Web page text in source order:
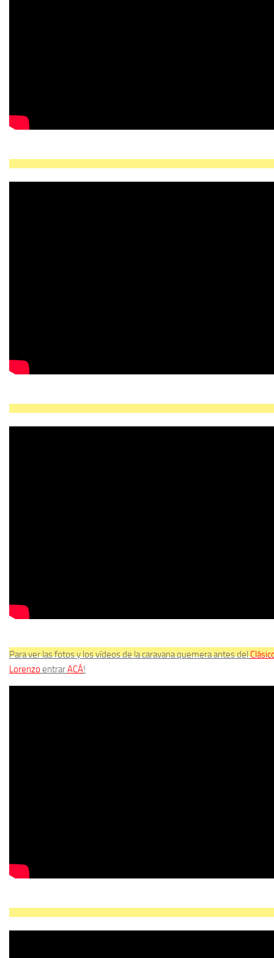
Para ver las fotos y los vídeos de la caravana quemera antes del
Lorenzo entrarACÁ!